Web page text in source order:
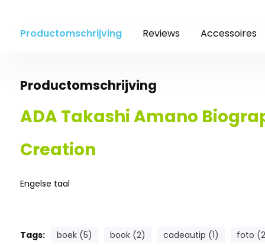
Productomschrijving Reviews Accessoires
Productomschrijving
ADA Takashi Amano
Creation
Engelse taal
Tags: boek (5) book (2) cadeautip (1) foto